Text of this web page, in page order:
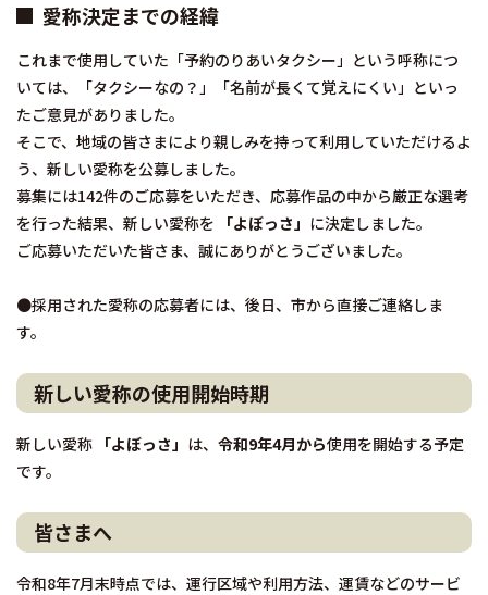
愛称決定までの経緯
これまで使用していた「予約のりあいタクシー」という呼称につ
いては、「タクシーなの？」「名前が長くて覚えにくい」といっ
たご意見がありました。
そこで、地域の皆さまにより親しみを持って利用していただけるよ
う、新しい愛称を公募しました。
募集には142件のご応募をいただき、応募作品の中から厳正な選考
を行った結果、新しい愛称を
「よぼっさ」 に決定しました。
ご応募いただいた皆さま、誠にありがとうございました。
●採用された愛称の応募者には、後日、市から直接ご連絡しま
す。
新しい愛称の使用開始時期
新しい愛称 「よぼっさ」 は、 令和9年4月から使用を開始する予定
です。
皆さまへ
令和8年7月末時点では、運行区域や利用方法、運賃などのサービ